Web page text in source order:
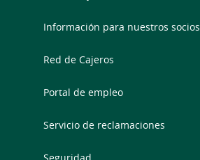
Información para nuestros socios
Red de Cajeros
Portal de empleo
Servicio de reclamaciones